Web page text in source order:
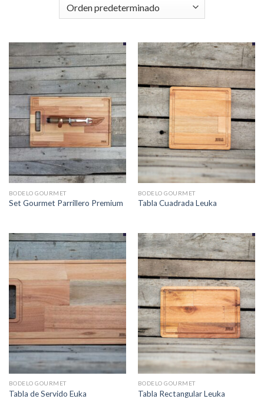
BODELO GOURMET
Set Gourmet Parrillero Premium
BODELO GOURMET
Tabla Cuadrada Leuka
BODELO GOURMET
Tabla de Servido Euka
BODELO GOURMET
Tabla Rectangular Leuka